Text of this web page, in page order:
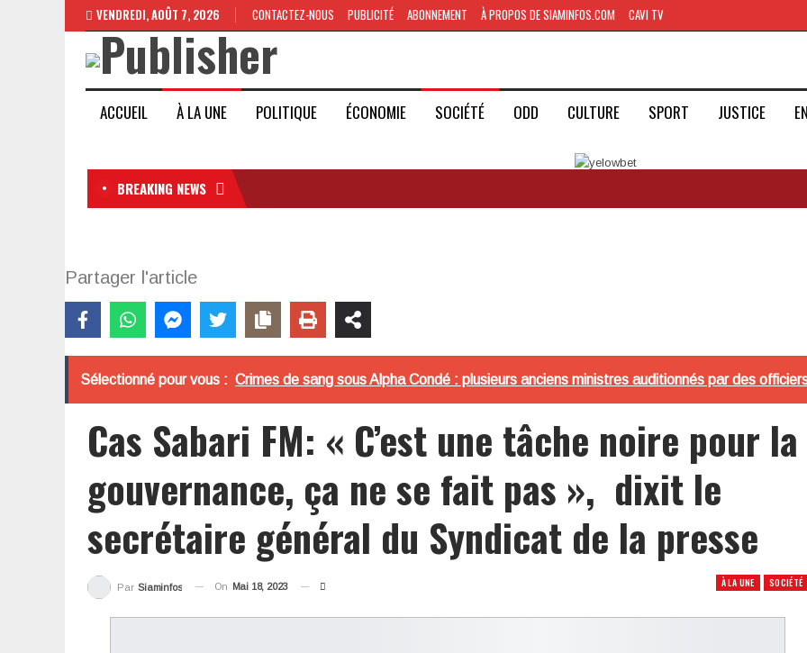
VENDREDI, AOÛT 7, 2026 CONTACTEZ-NOUS PUBLICITÉ ABONNEMENT À PROPOS DE SIAMINFOS.COM CAVI TV
ACCUEIL À LA UNE POLITIQUE ÉCONOMIE SOCIÉTÉ ODD CULTURE SPORT JUSTICE
BREAKING NEWS
Partager l'article
Sélectionné pour vous : Crimes de sang sous Alpha Condé : plusieurs anciens ministres auditionnés par des
Cas Sabari FM: « C’est une tâche noire pour la
gouvernance, ça ne se fait pas », dixit le
secrétaire général du Syndicat de la presse
À LA UNE SOCIÉTÉ
Par Siaminfos On Mai 18, 2023